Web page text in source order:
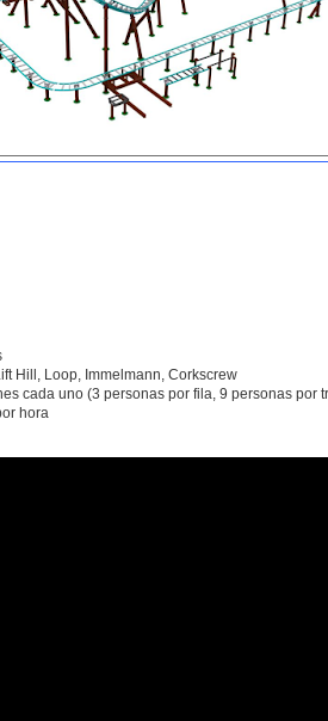
Hill, Loop, Immelmann, Corkscrew
cada uno (3 personas por fila, 9 personas por
hora